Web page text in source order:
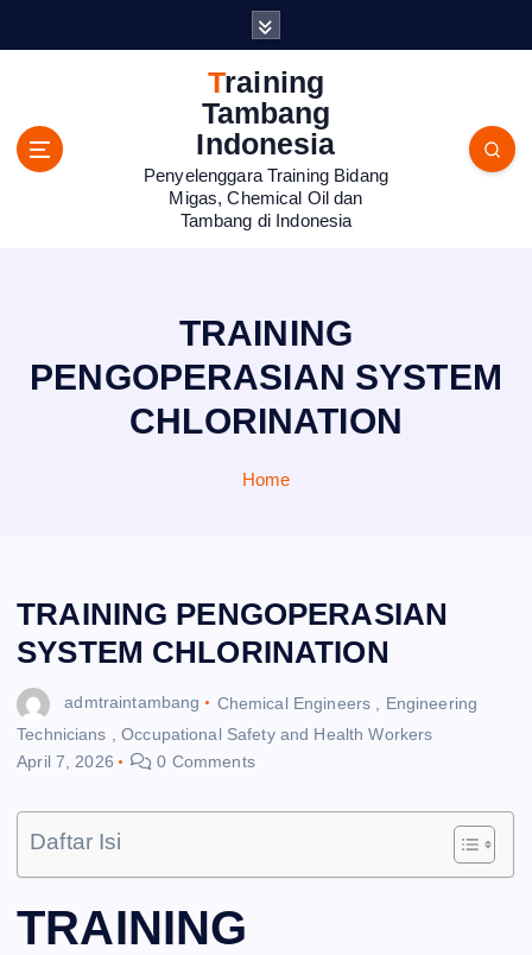
Training
Tambang
Indonesia
Penyelenggara Training Bidang
Migas, Chemical Oil dan
Tambang di Indonesia
TRAINING
PENGOPERASIAN SYSTEM
CHLORINATION
Home
TRAINING PENGOPERASIAN
SYSTEM CHLORINATION
admtraintambang Chemical Engineers
Engineering
Technicians ,Occupational Safety and Health Workers
April 7, 2026
0 Comments
Daftar Isi
TRAINING